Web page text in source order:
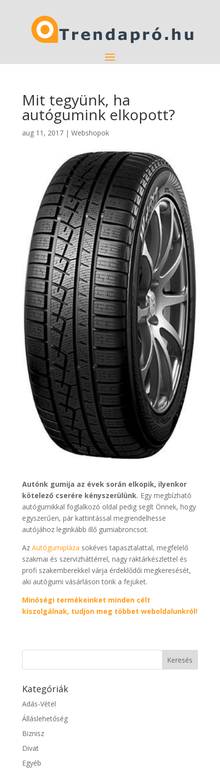
Mit tegyünk, ha
autógumink elkopott?
aug 11, 2017| Webshopok
Autónk gumija az évek során elkopik, ilyenkor
kötelező cserére kényszerülünk. Egy megbízható
autógumikkal foglalkozó oldal pedig segít Önnek, hogy
egyszerűen, pár kattintással megrendelhesse
autójához leginkább illő gumiabroncsot.
Az Autógumipláza sokéves tapasztalattal, megfelelő
szakmai és szervizháttérrel, nagy raktárkészlettel és
profi szakemberekkel várja érdeklődői megkeresését,
aki autógumi vásárláson törik a fejüket.
Minőségi termékeinket minden célt
kiszolgálnak, tudjon meg többet weboldalunkról!
Kategóriák
Adás-Vétel
Álláslehetőség
Biznisz
Divat
Egyéb